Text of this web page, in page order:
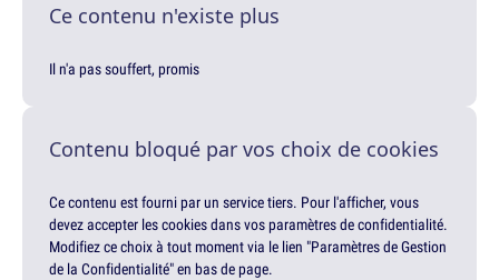
Ce contenu n'existe plus
Il n'a pas souffert, promis
Contenu bloqué par vos choix de cookies
Ce contenu est fourni par un service tiers. Pour l'afficher, vous
devez accepter les cookies dans vos paramètres de confidentialité.
Modifiez ce choix à tout moment via le lien "Paramètres de Gestion
de la Confidentialité" en bas de page.